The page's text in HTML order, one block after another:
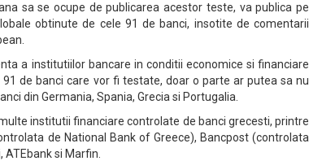
sa se ocupe de publicarea acestor teste, va publica pe
obtinute de cele 91 de banci, insotite de comentarii
a institutiilor bancare in conditii economice si financiare
de banci care vor fi testate, doar o parte ar putea sa nu
din Germania, Spania, Grecia si Portugalia.
institutii financiare controlate de banci grecesti, printre
de National Bank of Greece), Bancpost (controlata
ATEbank si Marfin.